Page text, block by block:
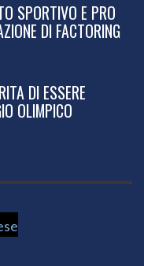
SPORTIVO E PRO
DI FACTORING
DI ESSERE
OLIMPICO